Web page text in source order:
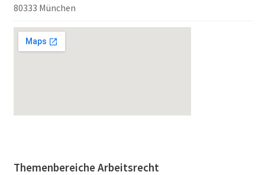
80333 München
Themenbereiche Arbeitsrecht